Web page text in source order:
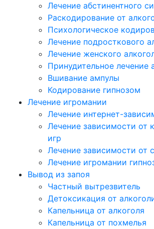
Лечение абстинентного
Раскодирование от
Психологическое
Лечение подросткового
Лечение женского
Принудительное лечение
Вшивание ампулы
Кодирование гипнозом
Лечение игромании
Лечение интернет-
Лечение зависимости от
игр
Лечение зависимости от
Лечение игромании
Вывод из запоя
Частный вытрезвитель
Детоксикация от
Капельница от алкоголя
Капельница от похмелья